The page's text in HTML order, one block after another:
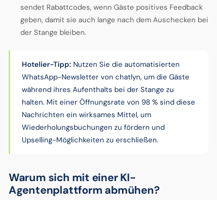
sendet Rabattcodes, wenn Gäste positives Feedback
geben, damit sie auch lange nach dem Auschecken bei
der Stange bleiben.
Hotelier-Tipp: Nutzen Sie die automatisierten
WhatsApp-Newsletter von chatlyn, um die Gäste
während ihres Aufenthalts bei der Stange zu
halten. Mit einer Öffnungsrate von 98 % sind diese
Nachrichten ein wirksames Mittel, um
Wiederholungsbuchungen zu fördern und
Upselling-Möglichkeiten zu erschließen.
Warum sich mit einer KI-
Agentenplattform abmühen?